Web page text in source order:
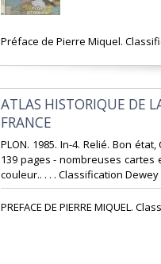
‎Préface de Pierre Miquel.
‎ATLAS HISTORIQUE DE
FRANCE‎
‎PLON. 1985. In-4. Relié. Bon
139 pages - nombreuses
couleur.. . . . Classification
‎PREFACE DE PIERRE MIQUEL.